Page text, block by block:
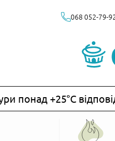
068 052-79-
+25°C